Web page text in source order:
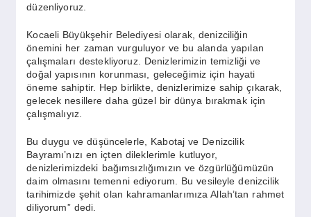
düzenliyoruz.
Kocaeli Büyükşehir Belediyesi olarak, denizciliğin
önemini her zaman vurguluyor ve bu alanda yapılan
çalışmaları destekliyoruz. Denizlerimizin temizliği ve
doğal yapısının korunması, geleceğimiz için hayati
öneme sahiptir. Hep birlikte, denizlerimize sahip çıkarak,
gelecek nesillere daha güzel bir dünya bırakmak için
çalışmalıyız.
Bu duygu ve düşüncelerle, Kabotaj ve Denizcilik
Bayramı’nızı en içten dileklerimle kutluyor,
denizlerimizdeki bağımsızlığımızın ve özgürlüğümüzün
daim olmasını temenni ediyorum. Bu vesileyle denizcilik
tarihimizde şehit olan kahramanlarımıza Allah’tan rahmet
diliyorum” dedi.